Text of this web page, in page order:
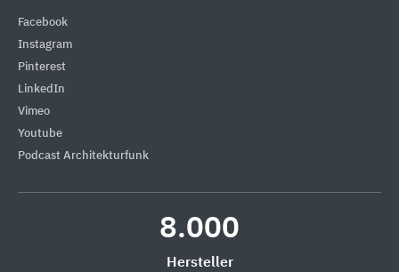
Facebook
Instagram
Pinterest
LinkedIn
Vimeo
Youtube
Podcast Architekturfunk
8.000
Hersteller